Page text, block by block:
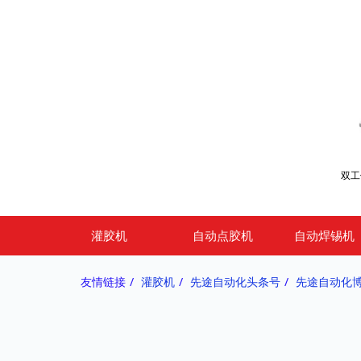
灌胶机 自动点胶机 自动焊锡机
友情链接 灌胶机 先途自动化头条号 先途自动化